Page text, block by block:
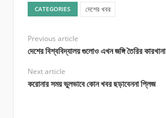
CATEGORIES দেশের খবর
Previous article
দেশের বিশ্ববিদ্যালয় গুলোও এখন জঙ্গি তৈরির কারখানা
Next article
করোনার সময় ভুলভাবে কোন খবর ছড়াবেননা প্লিজ